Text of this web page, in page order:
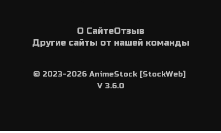
О СайтеОтзыв
Другие сайты от нашей команды
© 2023-2026 AnimeStock [StockWeb]
V 3.6.0